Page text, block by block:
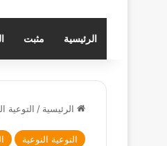
الرئيسية مثبت
الرئيسية / التوعية
التوعية النوعية